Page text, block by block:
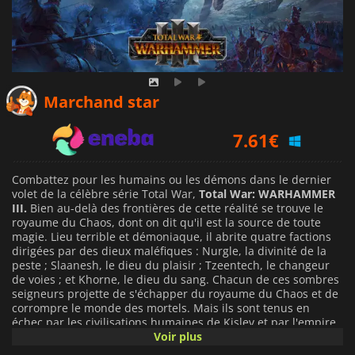
Marchand star
7.61€
8.39€
Combattez pour les humains ou les démons dans le dernier
volet de la célèbre série Total War, Total War: WARHAMMER
III. Bien au-delà des frontières de cette réalité se trouve le
royaume du Chaos, dont on dit qu'il est la source de toute
magie. Lieu terrible et démoniaque, il abrite quatre factions
dirigées par des dieux maléfiques : Nurgle, la divinité de la
peste ; Slaanesh, le dieu du plaisir ; Tzeentech, le changeur
de voies ; et Khorne, le dieu du sang. Chacun de ces sombres
seigneurs projette de s'échapper du royaume du Chaos et de
corrompre le monde des mortels. Mais ils sont tenus en
échec par les civilisations humaines de Kislev et par l'empire
de Grand Cathay. Chacun d'entre eux va pénétrer dans le
Voir plus